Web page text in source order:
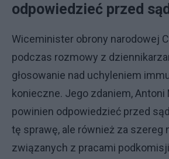
odpowiedzieć przed
Wiceminister obrony narodowej
podczas rozmowy z
głosowanie nad uchyleniem
konieczne. Jego zdaniem,
powinien odpowiedzieć przed
tę sprawę, ale również za szereg
związanych z pracami